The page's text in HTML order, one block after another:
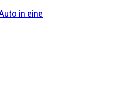
in eine